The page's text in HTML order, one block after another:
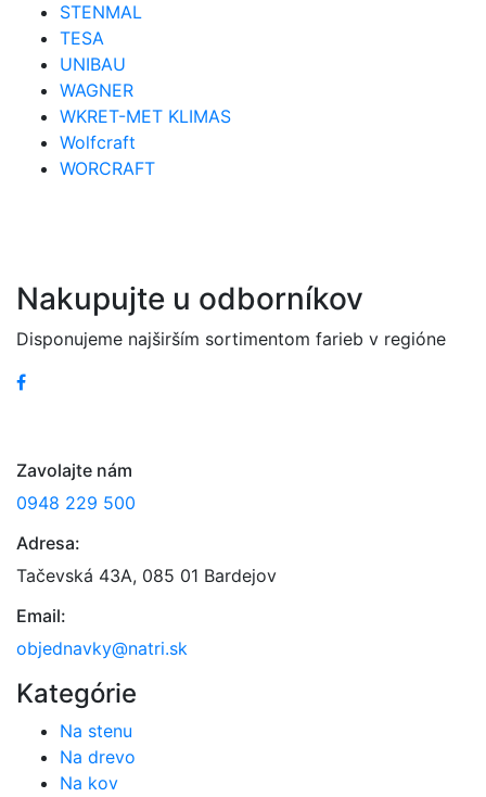
STENMAL
TESA
UNIBAU
WAGNER
WKRET-MET KLIMAS
Wolfcraft
WORCRAFT
Nakupujte u odborníkov
Disponujeme najširším sortimentom farieb v regióne
Zavolajte nám
0948 229 500
Adresa:
Tačevská 43A, 085 01 Bardejov
Email:
objednavky@natri.sk
Kategórie
Na stenu
Na drevo
Na kov